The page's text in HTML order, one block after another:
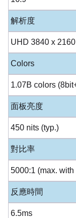
解析度
UHD 3840 x 2160
Colors
1.07B colors
面板亮度
450 nits (typ.)
對比率
5000:1 (max.
反應時間
6.5ms